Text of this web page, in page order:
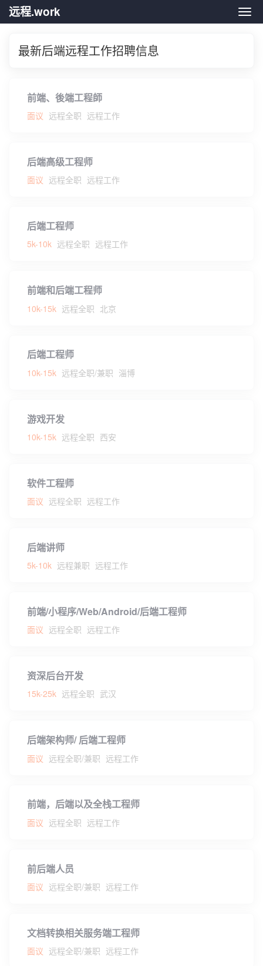
远
远程.work
最新后端远程工作招聘信息
前端、後端工程師
面议 远程全职 远程工作
后端高级工程师
面议 远程全职 远程工作
后端工程师
5k-10k 远程全职 远程工作
前端和后端工程师
10k-15k 远程全职 北京
后端工程师
10k-15k 远程全职/兼职 淄博
游戏开发
10k-15k 远程全职 西安
软件工程师
面议 远程全职 远程工作
后端讲师
5k-10k 远程兼职 远程工作
前端/小程序/Web/Android/后端工程师
面议 远程全职 远程工作
资深后台开发
15k-25k 远程全职 武汉
后端架构师/ 后端工程师
面议 远程全职/兼职 远程工作
前端，后端以及全栈工程师
面议 远程全职 远程工作
前后端人员
面议 远程全职/兼职 远程工作
文档转换相关服务端工程师
面议 远程全职/兼职 远程工作